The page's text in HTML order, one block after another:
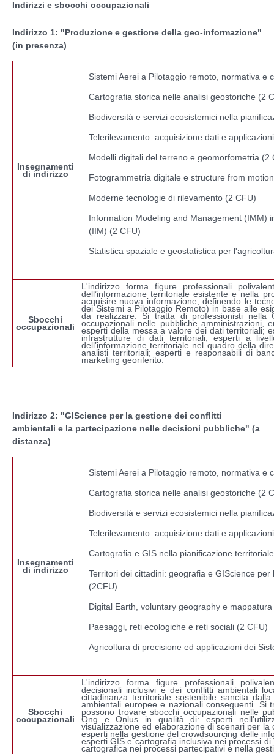
Indirizzi e sbocchi occupazionali
Indirizzo 1: "Produzione e gestione della geo-informazione"
(in presenza)
Insegnamenti
di indirizzo
Sistemi Aerei a Pilotaggio remoto, normativa e
Cartografia storica nelle analisi geostoriche (2
Biodiversità e servizi ecosistemici nella
Telerilevamento: acquisizione dati e
Modelli digitali del terreno e geomorfometria (2
Fotogrammetria digitale e structure from
Moderne tecnologie di rilevamento (2 CFU)
Information Modeling and Management (IMM)
(IIM) (2 CFU)
Statistica spaziale e geostatistica per
Sbocchi
occupazionali
L'indirizzo forma figure professionali
dell’informazione territoriale esistente e nella
acquisire nuova informazione, definendo le
dei Sistemi a Pilotaggio Remoto) in base alle
da realizzare. Si tratta di professionisti nella
occupazionali nelle pubbliche
esperti della messa a valore dei dati territoriali;
infrastrutture di dati territoriali; esperti a
dell’informazione territoriale nel quadro della
analisti territoriali; esperti e responsabili di
marketing georiferito.
Indirizzo 2: "GIScience per la gestione dei conflitti
ambientali e la partecipazione nelle decisioni pubbliche" (a
distanza)
Insegnamenti
di indirizzo
Sistemi Aerei a Pilotaggio remoto, normativa e
Cartografia storica nelle analisi geostoriche (2
Biodiversità e servizi ecosistemici nella
Telerilevamento: acquisizione dati e
Cartografia e GIS nella pianificazione
Territori dei cittadini: geografia e GIScience
(2CFU)
Digital Earth, voluntary geography e
Paesaggi, reti ecologiche e reti sociali (2 CFU)
Agricoltura di precisione ed applicazioni dei
Sbocchi
occupazionali
L'indirizzo forma figure professionali
decisionali inclusivi e dei conflitti ambientali
cittadinanza territoriale sostenibile sancita
ambientali europee e nazionali conseguenti. Si
possono trovare sbocchi occupazionali nelle
Ong e Onlus in qualità di: esperti
visualizzazione ed elaborazione di scenari per
esperti nella gestione del crowdsourcing delle
esperti GIS e cartografia inclusiva nei processi
cartografica nei processi partecipativi e nella